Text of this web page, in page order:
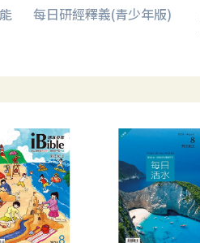
每日研經釋義(青少年版)